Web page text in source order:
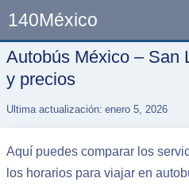
content
140México
Autobús México – San
y precios
Ultima actualización: enero 5, 2026
Aquí puedes comparar los
los horarios para viajar en